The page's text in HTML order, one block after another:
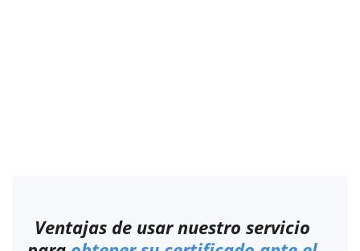
Ventajas de usar nuestro servicio